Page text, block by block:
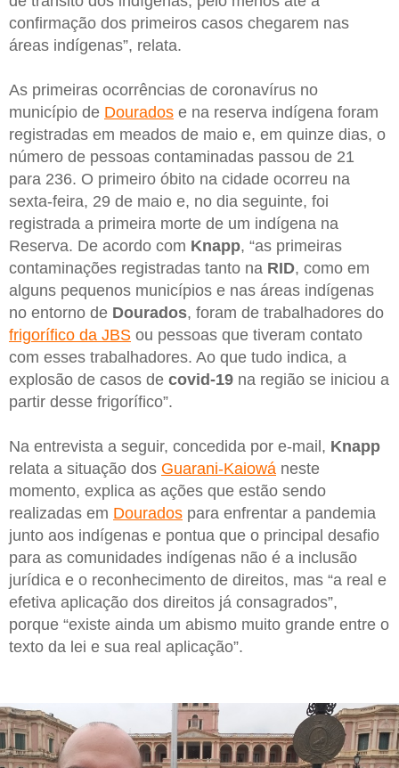
confirmação dos primeiros casos chegarem nas
áreas indígenas”, relata.
As primeiras ocorrências de coronavírus no
município de Dourados e na reserva indígena foram
registradas em meados de maio e, em quinze dias, o
número de pessoas contaminadas passou de 21
para 236. O primeiro óbito na cidade ocorreu na
sexta-feira, 29 de maio e, no dia seguinte, foi
registrada a primeira morte de um indígena na
Reserva. De acordo com Knapp, “as primeiras
contaminações registradas tanto na RID, como em
alguns pequenos municípios e nas áreas indígenas
no entorno de Dourados, foram de trabalhadores do
frigorífico da JBS ou pessoas que tiveram contato
com esses trabalhadores. Ao que tudo indica, a
explosão de casos de covid-19 na região se iniciou a
partir desse frigorífico”.
Na entrevista a seguir, concedida por e-mail, Knapp
relata a situação dos Guarani-Kaiowá neste
momento, explica as ações que estão sendo
realizadas em Dourados para enfrentar a pandemia
junto aos indígenas e pontua que o principal desafio
para as comunidades indígenas não é a inclusão
jurídica e o reconhecimento de direitos, mas “a real e
efetiva aplicação dos direitos já consagrados”,
porque “existe ainda um abismo muito grande entre o
texto da lei e sua real aplicação”.